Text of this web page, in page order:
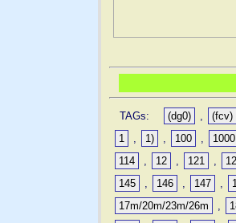
TAGs: (dg0) , (fcv)
1
, 1) , 100 , 1000
114
, 12 , 121 ,
145
, 146 , 147 ,
17m/20m/23m/26m
,